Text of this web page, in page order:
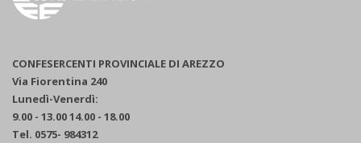
CONFESERCENTI PROVINCIALE DI AREZZO
Via Fiorentina 240
Lunedì-Venerdì:
9.00 - 13.00 14.00 - 18.00
Tel. 0575- 984312